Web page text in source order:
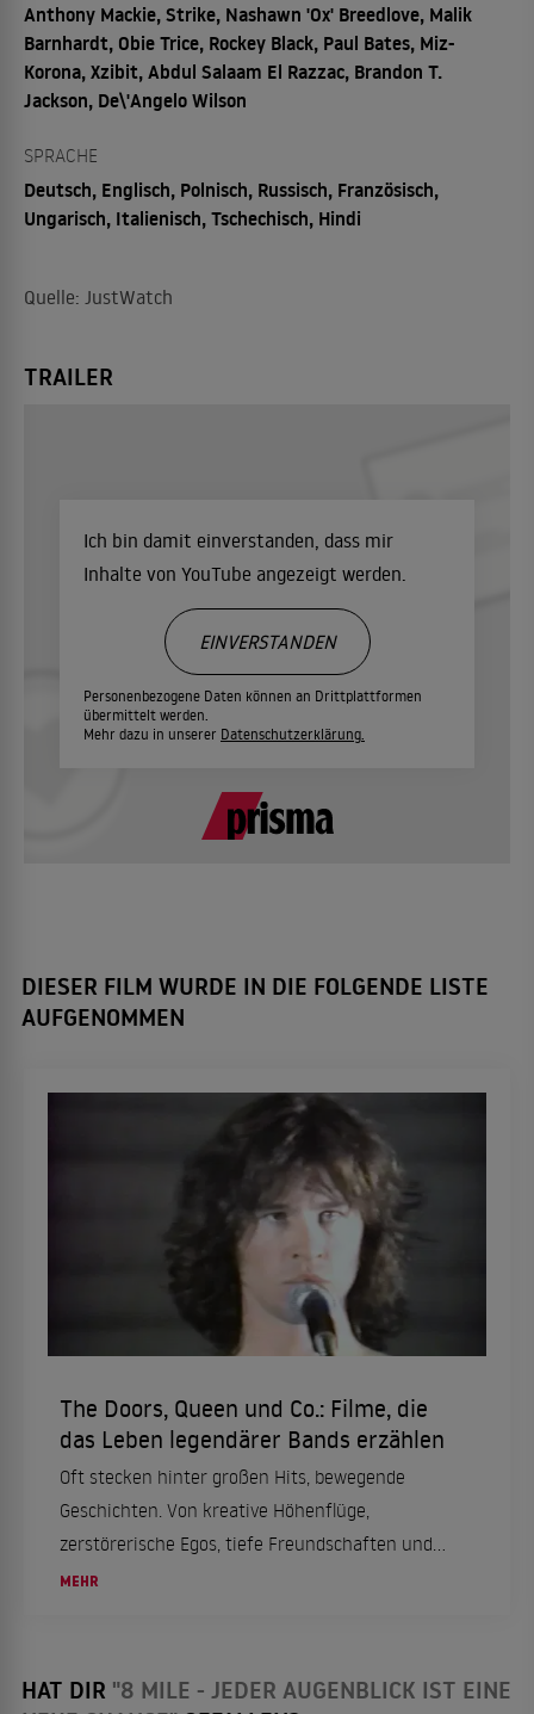
Anthony Mackie, Strike, Nashawn 'Ox' Breedlove, Malik
Barnhardt, Obie Trice, Rockey Black, Paul Bates, Miz-
Korona, Xzibit, Abdul Salaam El Razzac, Brandon T.
Jackson, De\'Angelo Wilson
SPRACHE
Deutsch, Englisch, Polnisch, Russisch, Französisch,
Ungarisch, Italienisch, Tschechisch, Hindi
Quelle: JustWatch
TRAILER
Ich bin damit einverstanden, dass mir
Inhalte von YouTube angezeigt werden.
Personenbezogene Daten können an Drittplattformen
übermittelt werden.
Mehr dazu in unserer Datenschutzerklärung.
EINVERSTANDEN
DIESER FILM WURDE IN DIE FOLGENDE LISTE
AUFGENOMMEN
The Doors, Queen und Co.: Filme, die
das Leben legendärer Bands erzählen
Oft stecken hinter großen Hits, bewegende
Geschichten. Von kreative Höhenflüge,
zerstörerische Egos, tiefe Freundschaften und
Leben, auf der Überholspur - diese Filme lassen
MEHR
HAT DIR "8 MILE - JEDER AUGENBLICK IST EINE